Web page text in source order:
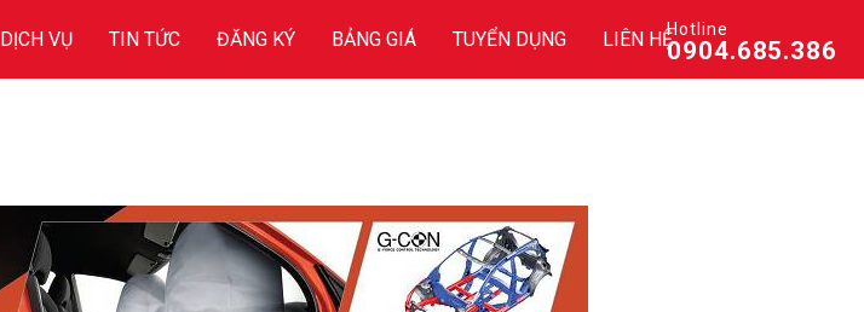
DỊCH VỤ TIN TỨC ĐĂNG KÝ BẢNG GIÁ TUYỂN DỤNG LIÊN HỆHotline
0904.685.386